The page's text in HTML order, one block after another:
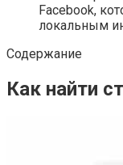
Facebook,
локальным
Содержание
Как найти